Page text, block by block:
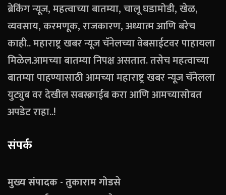
ब्रेकिंग न्यूज, महत्वाच्या बातम्या, चालू घडामोडी, खेळ,
व्यवसाय, करमणूक, राजकारण, अध्यात्म आणि बरेच
काही.. महाराष्ट्र खबर न्यूज चॅनेलच्या वेबसाईटवर पाहायला
मिळेल.आमच्या बातम्या निपक्ष असतात. तसेच महत्वाच्या
बातम्या पाहण्यासाठी आमच्या महाराष्ट्र खबर न्यूज चॅनेलला
युट्युब वर देखील सबस्क्राईब करा आणि आमच्यासोबत
अपडेट राहा..!
संपर्क
मुख्य संपादक - तुकाराम गोडसे